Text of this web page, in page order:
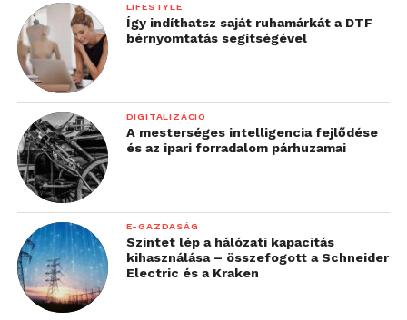
LIFESTYLE
Így indíthatsz saját ruhamárkát a DTF
bérnyomtatás segítségével
DIGITALIZÁCIÓ
A mesterséges intelligencia fejlődése
és az ipari forradalom párhuzamai
E-GAZDASÁG
Szintet lép a hálózati kapacitás
kihasználása – összefogott a Schneider
Electric és a Kraken